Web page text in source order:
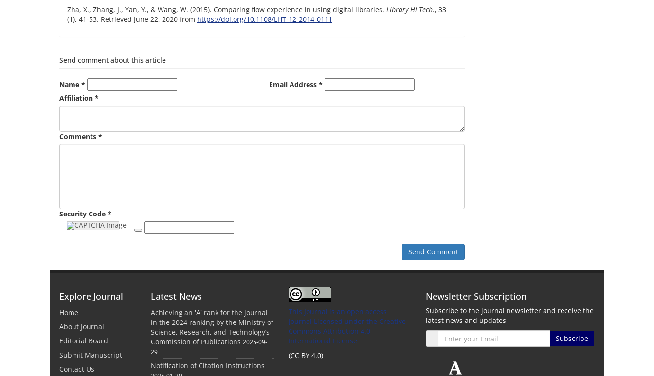
Zha, X., Zhang, J., Yan, Y., & Wang, W. (2015). Comparing flow experience in using digital libraries. Library Hi Tech., 33
(1), 41-53. Retrieved June 22, 2020 from‌‌ https://doi.org/10.1108/LHT-12-2014-0111
Send comment about this article
Name *
Email Address *
Affiliation *
Comments *
Security Code *
Send Comment
Explore Journal
Home
About Journal
Editorial Board
Submit Manuscript
Contact Us
Latest News
Achieving an 'A' rank for the journal
in the 2024 ranking by the Ministry of
Science, Research, and Technology’s
Commission of Publications 2025-09-
29
Notification of Citation Instructions
This Journal is an open access
Journal Licensed under the Creative
Commons Attribution 4.0
International License
(CC BY 4.0)
Newsletter Subscription
Subscribe to the journal newsletter and receive the
latest news and updates
Subscribe